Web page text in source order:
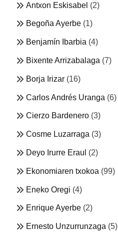
Antxon Eskisabel (2)
Begoña Ayerbe (1)
Benjamín Ibarbia (4)
Bixente Arrizabalaga (7)
Borja Irizar (16)
Carlos Andrés Uranga (6)
Cierzo Bardenero (3)
Cosme Luzarraga (3)
Deyo Irurre Eraul (2)
Ekonomiaren txokoa (99)
Eneko Oregi (4)
Enrique Ayerbe (2)
Ernesto Unzurrunzaga (5)